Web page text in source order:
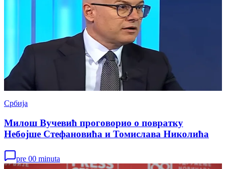
Србија
Милош Вучевић проговорио о повратку
Небојше Стефановића и Томислава Николића
pre 00 minuta